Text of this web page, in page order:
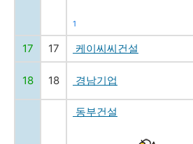
1
17 17 케이씨씨건설
18 18 경남기업
동부건설